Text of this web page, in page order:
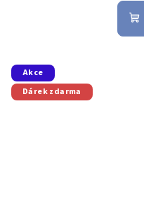
Akce
Dárek zdarma